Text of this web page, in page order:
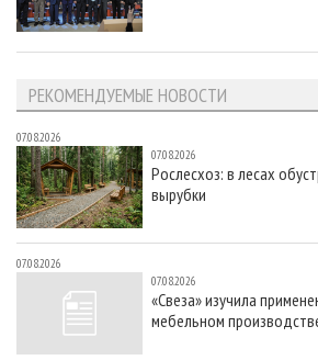
РЕКОМЕНДУЕМЫЕ НОВОСТИ
07.08.2026
07.08.2026
Рослесхоз: в лесах
вырубки
07.08.2026
07.08.2026
«Свеза» изучила
мебельном